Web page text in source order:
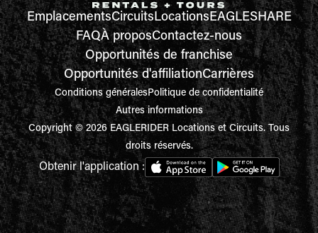
EmplacementsCircuitsLocationsEAGLESHARE
FAQÀ proposContactez-nous
Opportunités de franchise
Opportunités d'affiliationCarrières
Conditions généralesPolitique de confidentialité
Autres informations
Copyright © 2026 EAGLERIDER Locations et Circuits. Tous
droits réservés.
Obtenir l'application :